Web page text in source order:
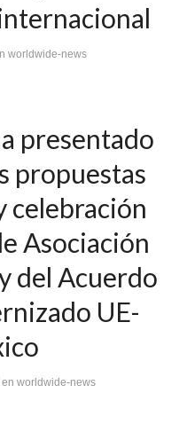
worldwide-news
presentado
propuestas
celebración
Asociación
del Acuerdo
UE-
enworldwide-news